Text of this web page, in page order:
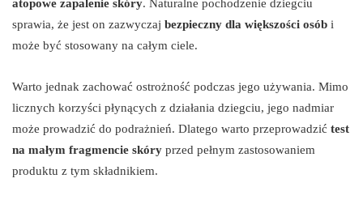
atopowe zapalenie skóry. Naturalne pochodzenie dziegciu
sprawia, że jest on zazwyczaj bezpieczny dla większości osób i
może być stosowany na całym ciele.
Warto jednak zachować ostrożność podczas jego używania. Mimo
licznych korzyści płynących z działania dziegciu, jego nadmiar
może prowadzić do podrażnień. Dlatego warto przeprowadzić test
na małym fragmencie skóry przed pełnym zastosowaniem
produktu z tym składnikiem.